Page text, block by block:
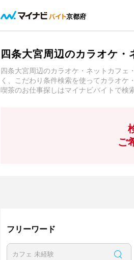
京都府
四条大宮周辺のカラオケ
四条大宮周辺のカラオケ・ネットカフェ
く、こだわり条件検索を使ってカラオ
喫茶のお仕事探しはマイナビバイトで検
ご
フリーワード